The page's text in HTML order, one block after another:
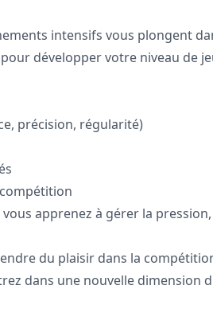
intensifs vous plongent
développer votre niveau de
précision, régularité)
apprenez à gérer la
du plaisir dans la
dans une nouvelle dimension